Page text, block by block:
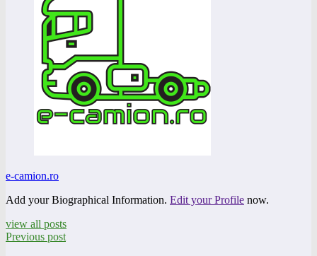
e-camion.ro
Add your Biographical Information. Edit your Profile now.
view all posts
Previous post